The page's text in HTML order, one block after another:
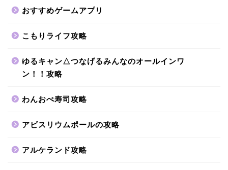
おすすめゲームアプリ
こもりライフ攻略
ゆるキャン△つなげるみんなのオールインワ
ン！！攻略
わんおぺ寿司攻略
アビスリウムポールの攻略
アルケランド攻略